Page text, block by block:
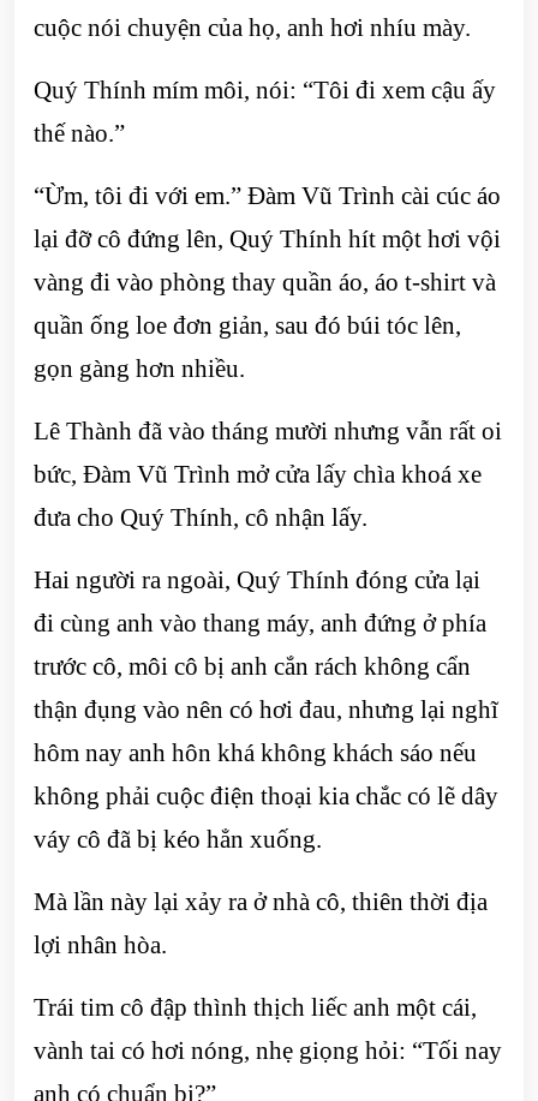
cuộc nói chuyện của họ, anh hơi nhíu mày.
Quý Thính mím môi, nói: “Tôi đi xem cậu ấy
thế nào.”
“Ừm, tôi đi với em.” Đàm Vũ Trình cài cúc áo
lại đỡ cô đứng lên, Quý Thính hít một hơi vội
vàng đi vào phòng thay quần áo, áo t-shirt và
quần ống loe đơn giản, sau đó búi tóc lên,
gọn gàng hơn nhiều.
Lê Thành đã vào tháng mười nhưng vẫn rất oi
bức, Đàm Vũ Trình mở cửa lấy chìa khoá xe
đưa cho Quý Thính, cô nhận lấy.
Hai người ra ngoài, Quý Thính đóng cửa lại
đi cùng anh vào thang máy, anh đứng ở phía
trước cô, môi cô bị anh cắn rách không cẩn
thận đụng vào nên có hơi đau, nhưng lại nghĩ
hôm nay anh hôn khá không khách sáo nếu
không phải cuộc điện thoại kia chắc có lẽ dây
váy cô đã bị kéo hẳn xuống.
Mà lần này lại xảy ra ở nhà cô, thiên thời địa
lợi nhân hòa.
Trái tim cô đập thình thịch liếc anh một cái,
vành tai có hơi nóng, nhẹ giọng hỏi: “Tối nay
anh có chuẩn bị?”